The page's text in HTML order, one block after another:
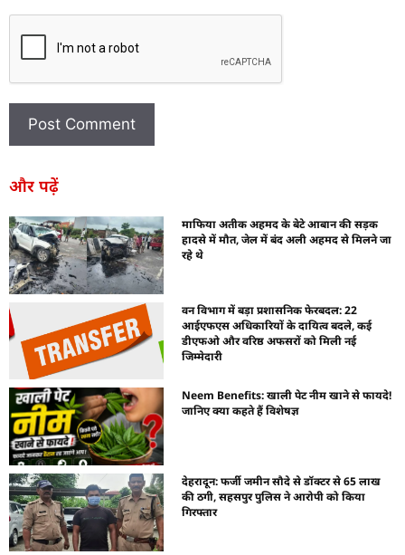
और पढ़ें
माफिया अतीक अहमद के बेटे आबान की सड़क
हादसे में मौत, जेल में बंद अली अहमद से मिलने जा
रहे थे
वन विभाग में बड़ा प्रशासनिक फेरबदल: 22
आईएफएस अधिकारियों के दायित्व बदले, कई
डीएफओ और वरिष्ठ अफसरों को मिली नई
जिम्मेदारी
Neem Benefits: खाली पेट नीम खाने से फायदे!
जानिए क्या कहते हैं विशेषज्ञ
देहरादून: फर्जी जमीन सौदे से डॉक्टर से 65 लाख
की ठगी, सहसपुर पुलिस ने आरोपी को किया
गिरफ्तार